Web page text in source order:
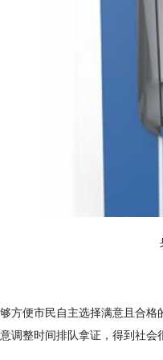
便市民自主选择满意且合格
调整时间排队拿证，得到社会